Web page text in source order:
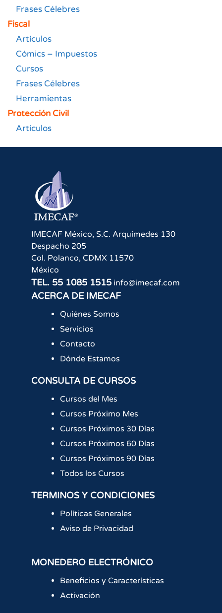
Frases Célebres
Fiscal
Artículos
Cómics – Impuestos
Cursos
Frases Célebres
Herramientas
Protección Civil
Artículos
IMECAF México, S.C. Arquímedes 130
Despacho 205
Col. Polanco, CDMX 11570
México
TEL. 55 1085 1515 info@imecaf.com
ACERCA DE IMECAF
Quiénes Somos
Servicios
Contacto
Dónde Estamos
CONSULTA DE CURSOS
Cursos del Mes
Cursos Próximo Mes
Cursos Próximos 30 Días
Cursos Próximos 60 Días
Cursos Próximos 90 Días
Todos los Cursos
TERMINOS Y CONDICIONES
Políticas Generales
Aviso de Privacidad
MONEDERO ELECTRÓNICO
Beneficios y Características
Activación